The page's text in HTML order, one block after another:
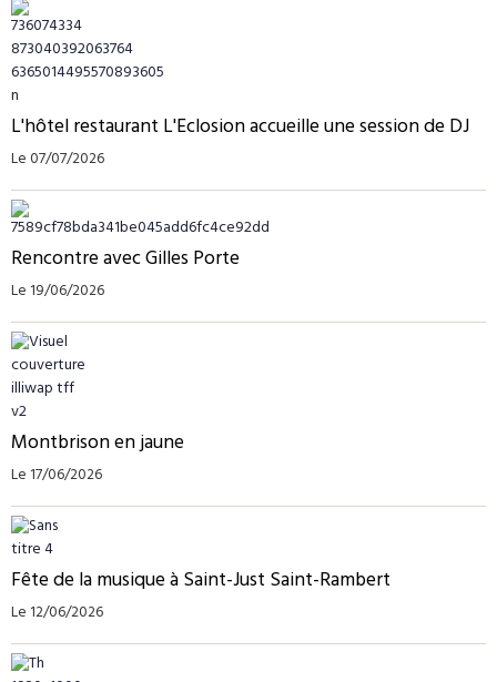
L'hôtel restaurant L'Eclosion accueille une session de DJ
Le 07/07/2026
Rencontre avec Gilles Porte
Le 19/06/2026
Montbrison en jaune
Le 17/06/2026
Fête de la musique à Saint-Just Saint-Rambert
Le 12/06/2026